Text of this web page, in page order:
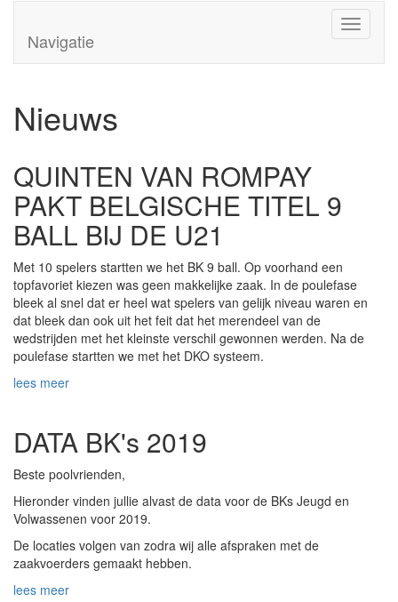
Toggle
Navigatie
Nieuws
QUINTEN VAN ROMPAY
PAKT BELGISCHE TITEL 9
BALL BIJ DE U21
Met 10 spelers startten we het BK 9 ball. Op voorhand een
topfavoriet kiezen was geen makkelijke zaak. In de poulefase
bleek al snel dat er heel wat spelers van gelijk niveau waren en
dat bleek dan ook uit het feit dat het merendeel van de
wedstrijden met het kleinste verschil gewonnen werden. Na de
poulefase startten we met het DKO systeem.
lees meer
DATA BK's 2019
Beste poolvrienden,
Hieronder vinden jullie alvast de data voor de BKs Jeugd en
Volwassenen voor 2019.
De locaties volgen van zodra wij alle afspraken met de
zaakvoerders gemaakt hebben.
lees meer